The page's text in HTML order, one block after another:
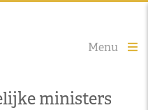
Menu
ministers